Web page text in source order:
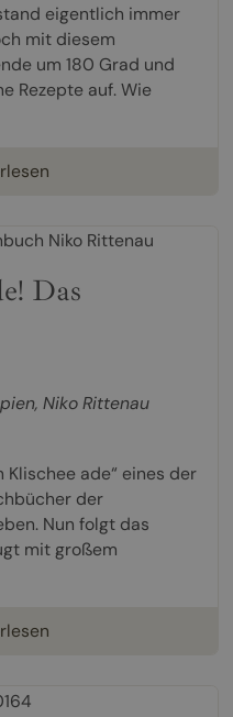
eigentlich immer
mit diesem
um 180 Grad und
Rezepte auf. Wie
Das
, Niko Rittenau
Klischee ade“ eines der
der
Nun folgt das
mit großem